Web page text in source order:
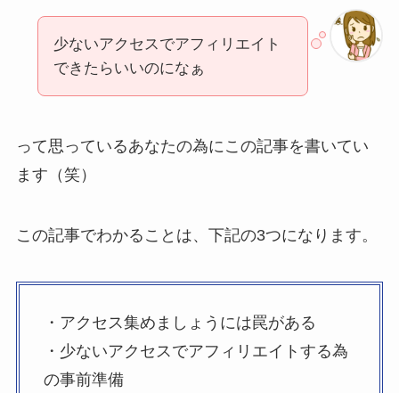
少ないアクセスでアフィリエイト
できたらいいのになぁ
って思っているあなたの為にこの記事を書いてい
ます（笑）
この記事でわかることは、下記の3つになります。
・アクセス集めましょうには罠がある
・少ないアクセスでアフィリエイトする為
の事前準備